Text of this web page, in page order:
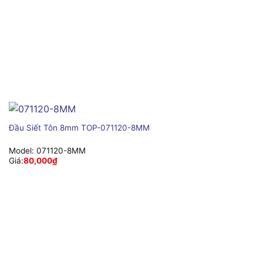
Đầu Siết Tôn 8mm TOP-071120-8MM
Model: 071120-8MM
Giá:80,000₫